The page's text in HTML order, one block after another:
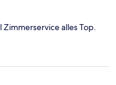
alles Top.